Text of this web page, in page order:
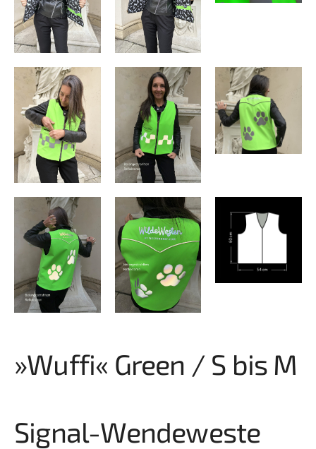
»Wuffi« Green / S bis M
Signal-Wendeweste